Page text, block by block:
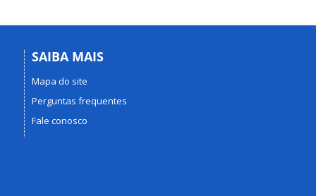
SAIBA MAIS
Mapa do site
Perguntas frequentes
Fale conosco